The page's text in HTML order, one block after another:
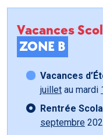
Vacances
ZONE B
Vacances
juillet au mardi
Rentrée
septembre